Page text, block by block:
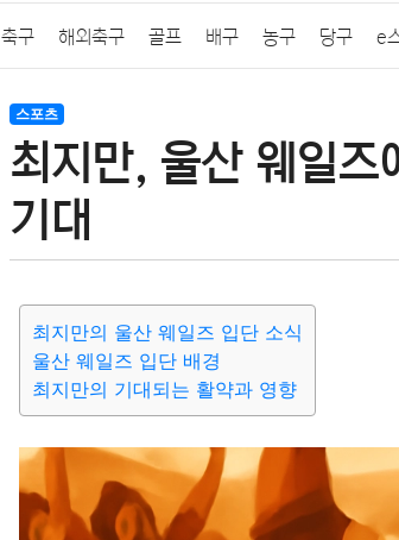
축구 해외축구 골프 배구 농구 당구 e
스포츠
최지만, 울산 웨일즈
기대
최지만의 울산 웨일즈 입단 소식
울산 웨일즈 입단 배경
최지만의 기대되는 활약과 영향